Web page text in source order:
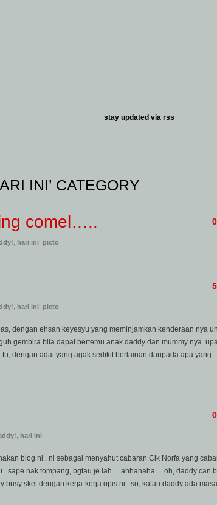
stay updated via rss
INI’ CATEGORY
comel…..
hari ini picto
0
hari ini picto
5
dengan ehsan keyesyu yang meminjamkan kenderaan nya
gembira bila dapat bertemu anak daddy dan mummy nya.
dengan adat yang agak sedikit berlainan daripada apa yang
hari ini
0
blog ni.. ni sebagai menyahut cabaran Cik Norfa yang
sape nak tompang, bgtau je lah… ahhahaha… oh, daddy can
busy sket dengan kerja-kerja opis ni.. so, kalau daddy ada masa